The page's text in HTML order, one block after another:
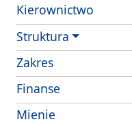
Kierownictwo
Struktura
Zakres- obowiazki i
Finanse
Mienie - struktura